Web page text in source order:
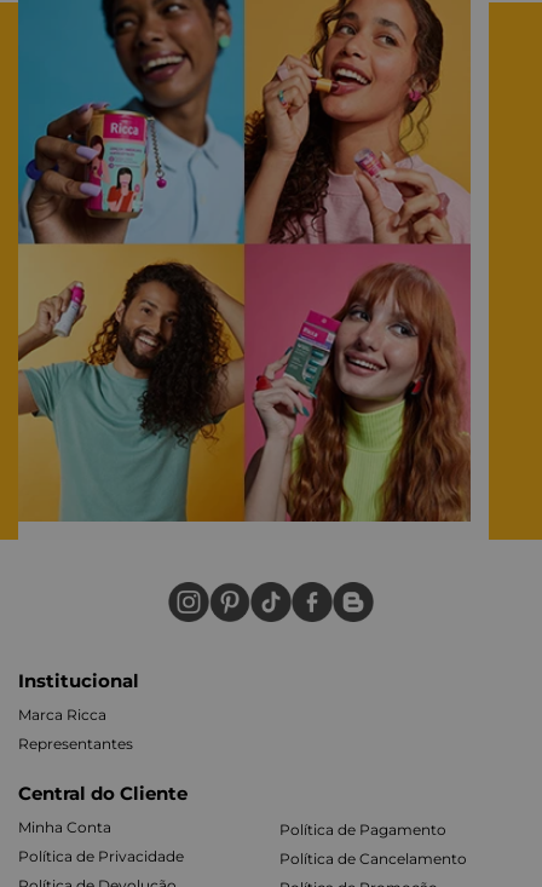
Institucional
Marca Ricca
Representantes
Central do Cliente
Minha Conta
Política de Privacidade
Política de Pagamento
Política de Cancelamento